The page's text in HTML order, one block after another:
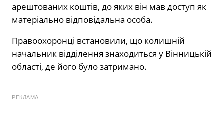
арештованих коштів, до яких він мав доступ як
матеріально відповідальна особа.
Правоохоронці встановили, що колишній
начальник відділення знаходиться у Вінницькій
області, де його було затримано.
РЕКЛАМА